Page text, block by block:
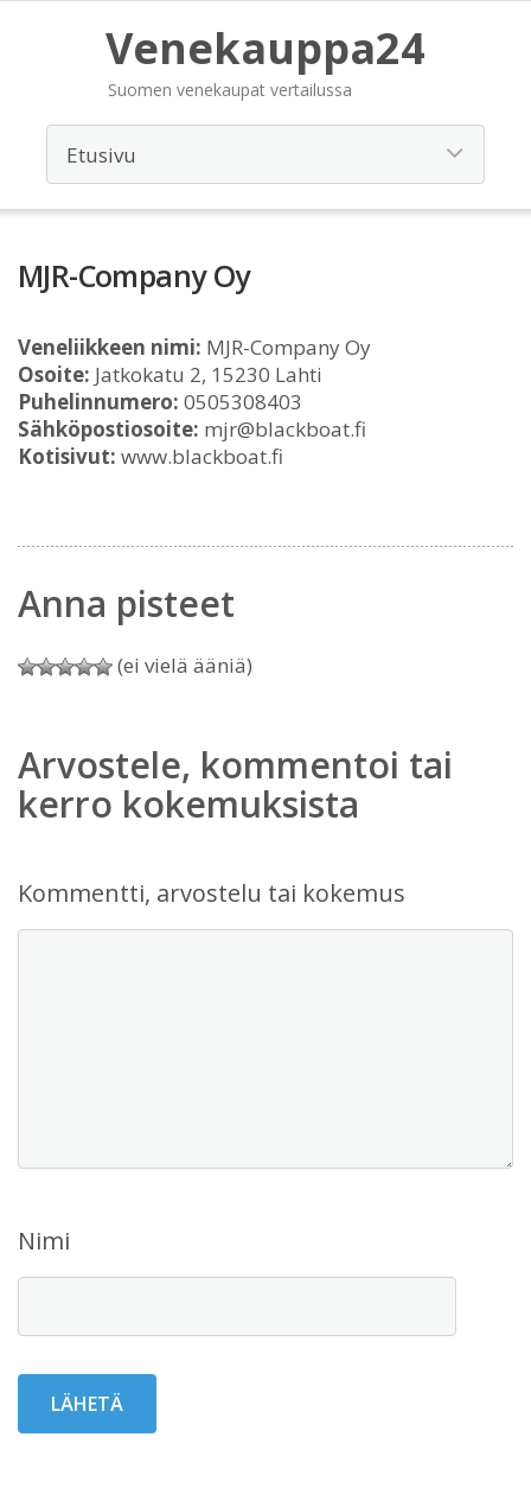
Venekauppa24
Suomen venekaupat vertailussa
MJR-Company Oy
Veneliikkeen nimi: MJR-Company Oy
Osoite: Jatkokatu 2, 15230 Lahti
Puhelinnumero: 0505308403
Sähköpostiosoite: mjr@blackboat.fi
Kotisivut: www.blackboat.fi
Anna pisteet
(ei vielä ääniä)
Arvostele, kommentoi tai
kerro kokemuksista
Kommentti, arvostelu tai kokemus
Nimi